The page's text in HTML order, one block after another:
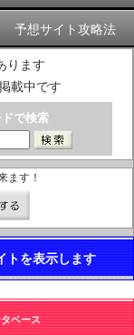
予想サイト攻略法
ります
載中です
で検索
ます！
トを表示します
ベース